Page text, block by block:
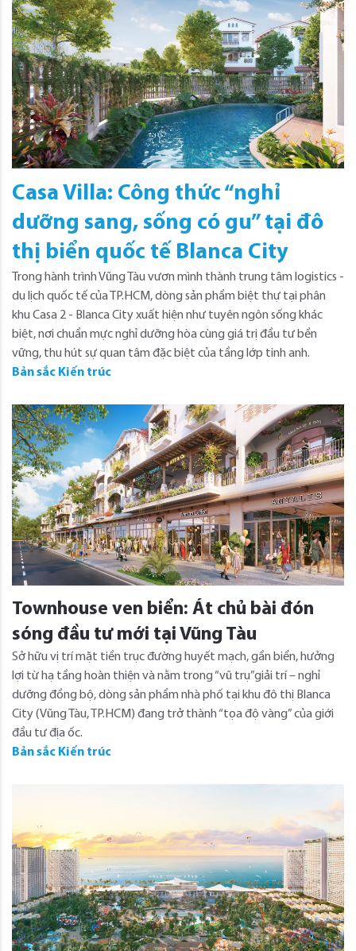
Casa Villa: Công thức “nghỉ
dưỡng sang, sống có gu” tại đô
thị biển quốc tế Blanca City
Trong hành trình Vũng Tàu vươn mình thành trung tâm logistics -
du lịch quốc tế của TP.HCM, dòng sản phẩm biệt thự tại phân
khu Casa 2 - Blanca City xuất hiện như tuyên ngôn sống khác
biệt, nơi chuẩn mực nghỉ dưỡng hòa cùng giá trị đầu tư bền
vững, thu hút sự quan tâm đặc biệt của tầng lớp tinh anh.
Bản sắc Kiến trúc
Townhouse ven biển: Át chủ bài đón
sóng đầu tư mới tại Vũng Tàu
Sở hữu vị trí mặt tiền trục đường huyết mạch, gần biển, hưởng
lợi từ hạ tầng hoàn thiện và nằm trong “vũ trụ”giải trí – nghỉ
dưỡng đồng bộ, dòng sản phẩm nhà phố tại khu đô thị Blanca
City (Vũng Tàu, TP.HCM) đang trở thành “tọa độ vàng” của giới
đầu tư địa ốc.
Bản sắc Kiến trúc